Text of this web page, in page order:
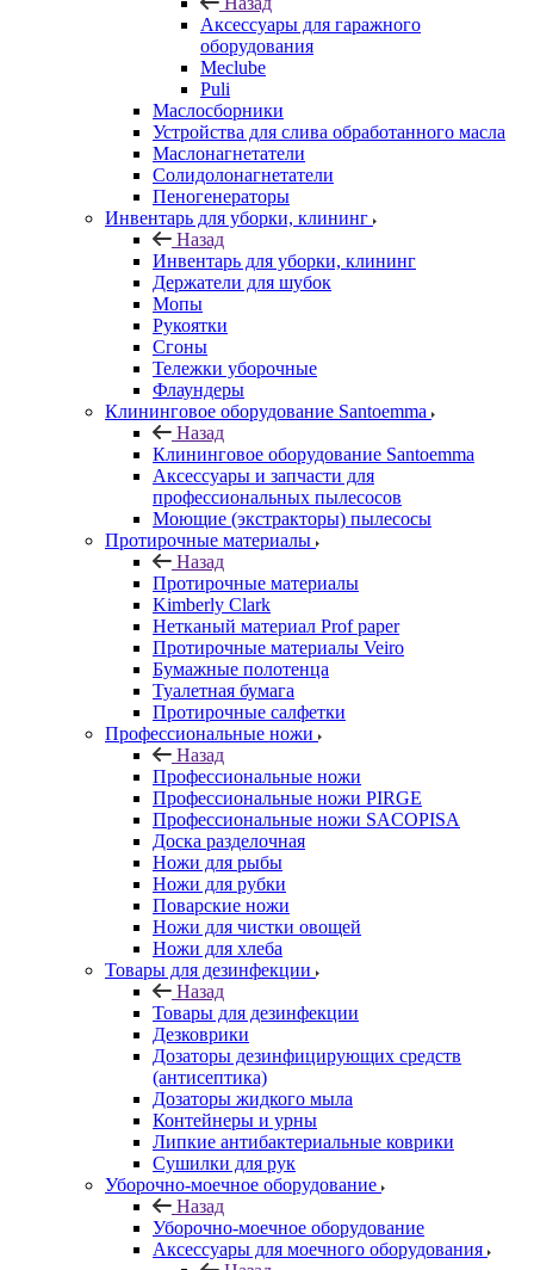
Аксессуары для гаражного
оборудования
Meclube
Puli
Маслосборники
Устройства для слива обработанного масла
Маслонагнетатели
Солидолонагнетатели
Пеногенераторы
Инвентарь для уборки, клининг
Назад
Инвентарь для уборки, клининг
Держатели для шубок
Мопы
Рукоятки
Сгоны
Тележки уборочные
Флаундеры
Клининговое оборудование Santoemma
Назад
Клининговое оборудование Santoemma
Аксессуары и запчасти для
профессиональных пылесосов
Моющие (экстракторы) пылесосы
Протирочные материалы
Назад
Протирочные материалы
Kimberly Clark
Нетканый материал Prof paper
Протирочные материалы Veiro
Бумажные полотенца
Туалетная бумага
Протирочные салфетки
Профессиональные ножи
Назад
Профессиональные ножи
Профессиональные ножи PIRGE
Профессиональные ножи SACOPISA
Доска разделочная
Ножи для рыбы
Ножи для рубки
Поварские ножи
Ножи для чистки овощей
Ножи для хлеба
Товары для дезинфекции
Назад
Товары для дезинфекции
Дезковрики
Дозаторы дезинфицирующих средств
(антисептика)
Дозаторы жидкого мыла
Контейнеры и урны
Липкие антибактериальные коврики
Сушилки для рук
Уборочно-моечное оборудование
Назад
Уборочно-моечное оборудование
Аксессуары для моечного оборудования